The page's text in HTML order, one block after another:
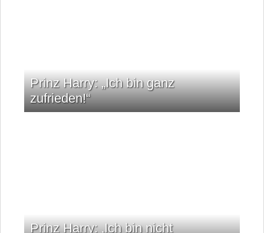
Prinz Harry: „Ich bin ganz
zufrieden!“
Prinz Harry: ‚Ich bin nicht